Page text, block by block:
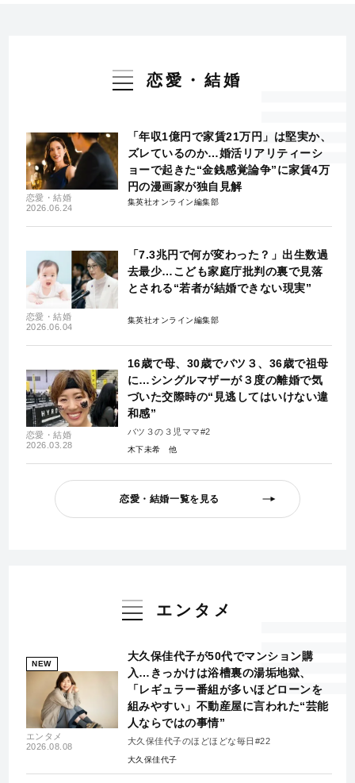
恋愛・結婚
恋愛・結婚
2026.06.24
「年収1億円で家賃21万円」は堅実か、
ズレているのか…婚活リアリティーシ
ョーで起きた“金銭感覚論争”に家賃4万
円の漫画家が独自見解
集英社オンライン編集部
恋愛・結婚
2026.06.04
「7.3兆円で何が変わった？」出生数過
去最少…こども家庭庁批判の裏で見落
とされる“若者が結婚できない現実”
集英社オンライン編集部
恋愛・結婚
2026.03.28
16歳で母、30歳でバツ３、36歳で祖母
に…シングルマザーが３度の離婚で気
づいた交際時の“見逃してはいけない違
和感”
バツ３の３児ママ#2
木下未希
恋愛・結婚一覧を見る
エンタメ
NEW
エンタメ
2026.08.08
大久保佳代子が50代でマンション購
入…きっかけは浴槽裏の湯垢地獄、
「レギュラー番組が多いほどローンを
組みやすい」不動産屋に言われた“芸能
人ならではの事情”
大久保佳代子のほどほどな毎日#22
大久保佳代子